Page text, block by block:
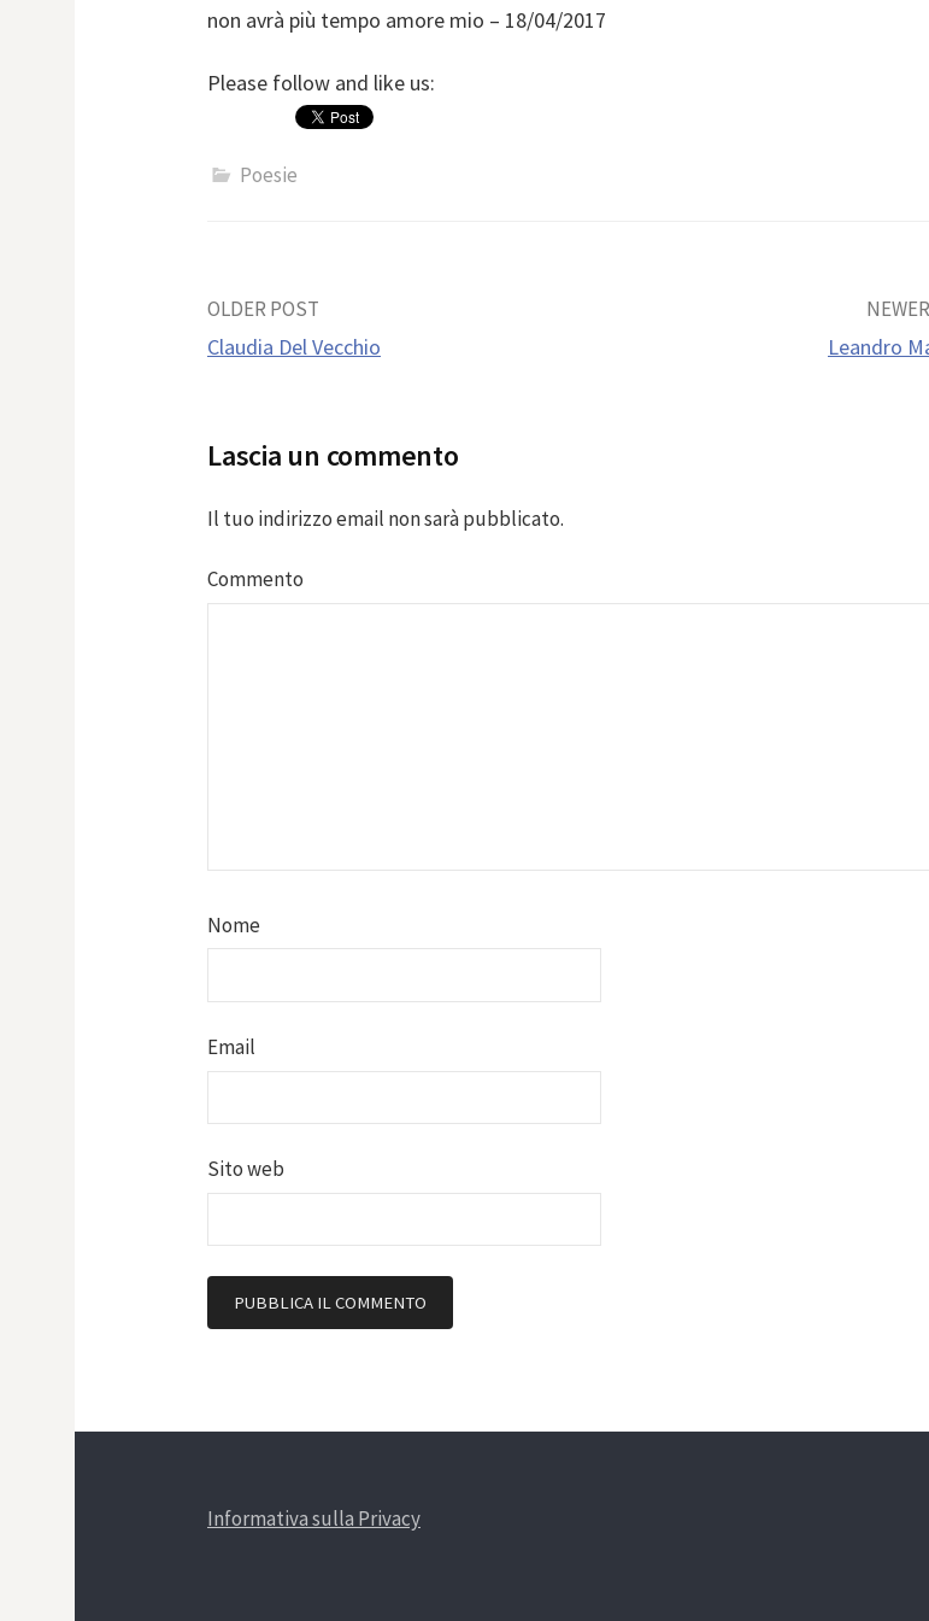
non avrà più tempo amore mio – 18/04/2017
Please follow and like us:
Poesie
Post
OLDER POST
Claudia Del Vecchio Leandro
Lascia un commento
Il tuo indirizzo email non sarà pubblicato.
Commento
Nome
Email
Sito web
Informativa sulla Privacy